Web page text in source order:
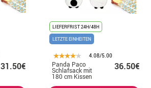
31.50€
LIEFERFRIST 24H/48H
LETZTE EINHEITEN
4.08/5.00
Panda Paco
Schlafsack mit
180 cm Kissen
36.50€